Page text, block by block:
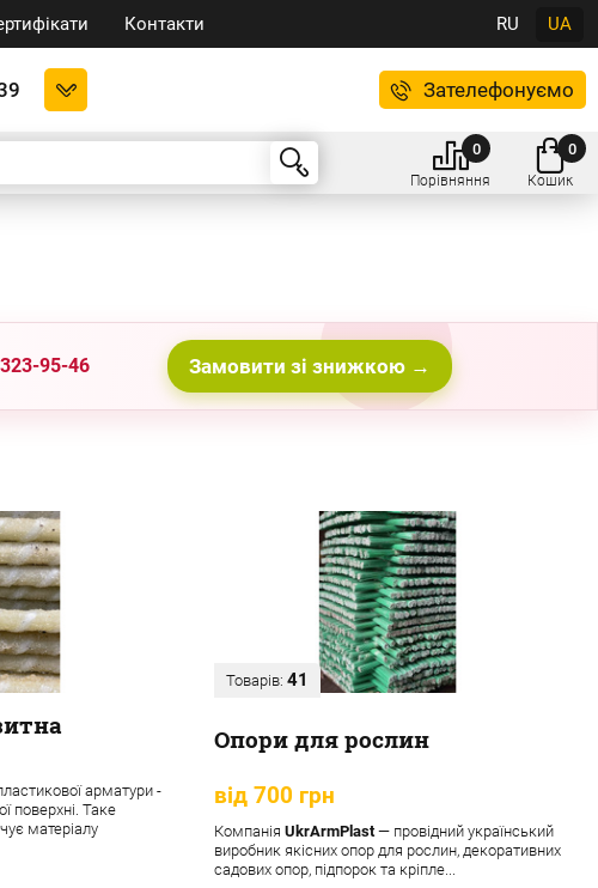
Контакти RU UA
Зателефонуємо
Порівняння
0
Кошик
0
95-46 Замовити зі знижкою →
арматури -
поверхні. Таке
матеріалу
Товарів: 41
Опори для рослин
від 700 грн
Компанія UkrArmPlast— провідний український
виробник якісних опор для рослин, декоративних
садових опор, підпорок та кріпле...